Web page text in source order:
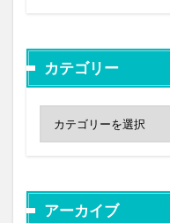
カテゴリー
アーカイブ